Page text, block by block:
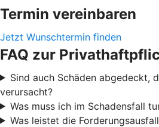
Termin vereinbaren
Jetzt Wunschtermin finden
FAQ zur
Sind auch Schäden abgedeckt,
verursacht?
Was muss ich im Schadensfall
Was leistet die